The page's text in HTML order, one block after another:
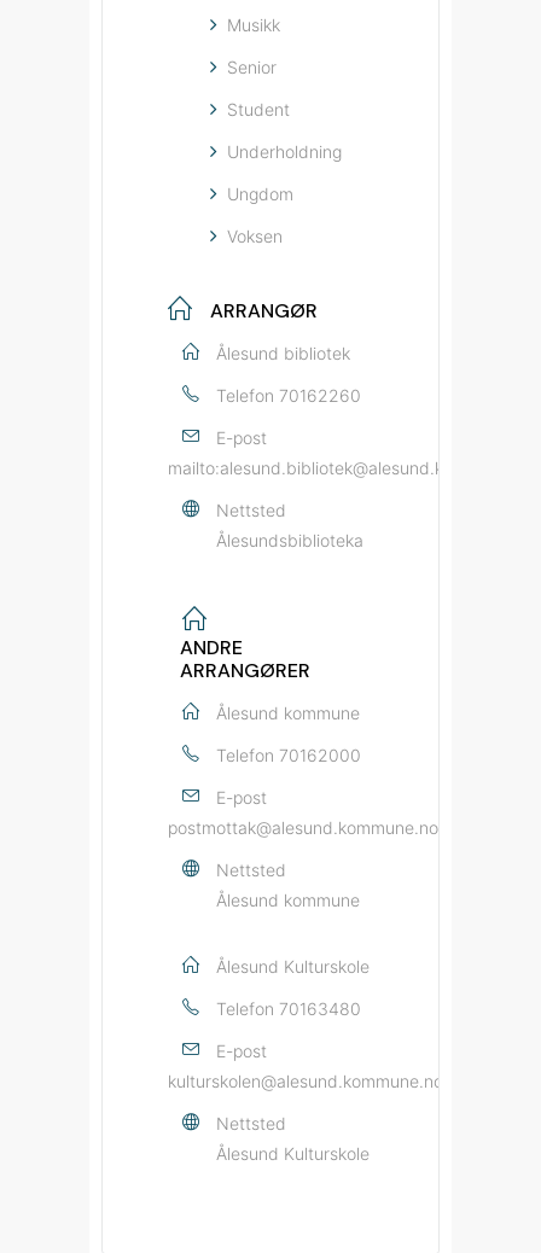
Musikk
Senior
Student
Underholdning
Ungdom
Voksen
ARRANGØR
Ålesund bibliotek
Telefon 70162260
E-post
mailto:alesund.bibliotek@alesund.kommune.no
Nettsted
Ålesundsbiblioteka
ANDRE
ARRANGØRER
Ålesund kommune
Telefon 70162000
E-post
postmottak@alesund.kommune.no
Nettsted
Ålesund kommune
Ålesund Kulturskole
Telefon 70163480
E-post
kulturskolen@alesund.kommune.no
Nettsted
Ålesund Kulturskole